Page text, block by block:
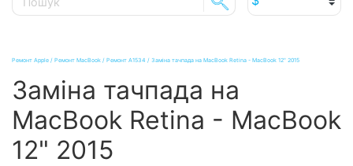
Ремонт Apple / Ремонт MacBook / Ремонт A1534 / Заміна тачпада на MacBook Retina - MacBook 12" 2015
Заміна тачпада на
MacBook Retina - MacBook
12" 2015